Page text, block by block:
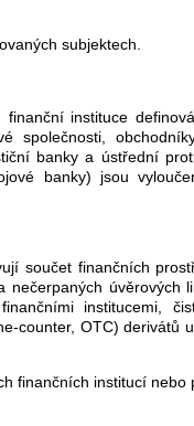
subjektech.
finanční instituce
společnosti,
banky a ústřední
banky) jsou
součet finančních
nečerpaných
institucemi,
counter, OTC) derivátů
finančních institucí nebo